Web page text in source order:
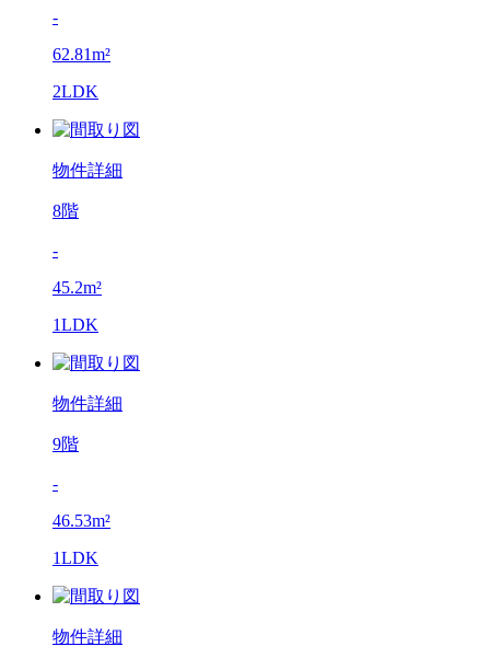
-
62.81m²
2LDK
物件詳細
8階
-
45.2m²
1LDK
物件詳細
9階
-
46.53m²
1LDK
物件詳細